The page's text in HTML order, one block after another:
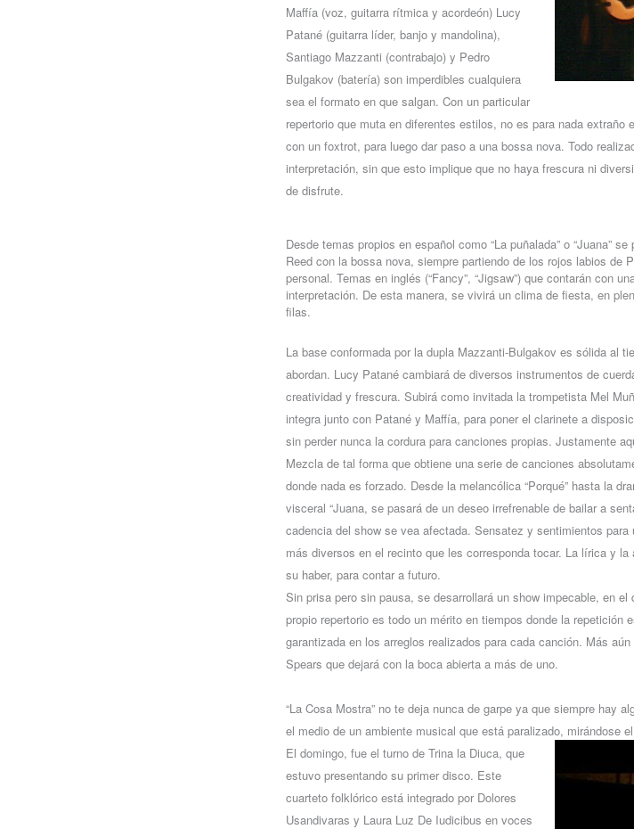
Maffía (voz, guitarra rítmica y acordeón) Lucy
Patané (guitarra líder, banjo y mandolina),
Santiago Mazzanti (contrabajo) y Pedro
Bulgakov (batería) son imperdibles cualquiera
sea el formato en que salgan. Con un particular
repertorio que muta en diferentes estilos, no es para nada
con un foxtrot, para luego dar paso a una bossa nova. Todo
interpretación, sin que esto implique que no haya frescura ni
de disfrute.
Desde temas propios en español como “La puñalada” o “Juana”
Reed con la bossa nova, siempre partiendo de los rojos labios de
personal. Temas en inglés (“Fancy”, “Jigsaw”) que contarán con
interpretación. De esta manera, se vivirá un clima de fiesta, en
filas.
La base conformada por la dupla Mazzanti-Bulgakov es sólida al
abordan. Lucy Patané cambiará de diversos instrumentos de
creatividad y frescura. Subirá como invitada la trompetista Mel
integra junto con Patané y Maffía, para poner el clarinete a
sin perder nunca la cordura para canciones propias. Justamente
Mezcla de tal forma que obtiene una serie de canciones
donde nada es forzado. Desde la melancólica “Porqué” hasta la
visceral “Juana, se pasará de un deseo irrefrenable de bailar a
cadencia del show se vea afectada. Sensatez y sentimientos
más diversos en el recinto que les corresponda tocar. La lírica y
su haber, para contar a futuro.
Sin prisa pero sin pausa, se desarrollará un show impecable, en
propio repertorio es todo un mérito en tiempos donde la repetición
garantizada en los arreglos realizados para cada canción. Más
Spears que dejará con la boca abierta a más de uno.
“La Cosa Mostra” no te deja nunca de garpe ya que siempre hay
el medio de un ambiente musical que está paralizado, mirándose
El domingo, fue el turno de Trina la Diuca, que
estuvo presentando su primer disco. Este
cuarteto folklórico está integrado por Dolores
Usandivaras y Laura Luz De Iudicibus en voces